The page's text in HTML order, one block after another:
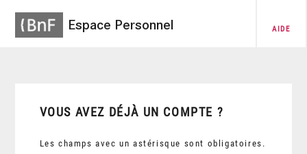
Espace Personnel AIDE
VOUS AVEZ DÉJÀ UN COMPTE ?
Les champs avec un astérisque sont obligatoires.